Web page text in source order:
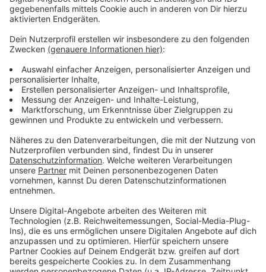
Anzeige
Weitere Infos zum Thema:
Anzeige
HIER kann der Anwohnerausweis online beantragt
werden
Meldung der Stadt zum erweiterten
Anwohnerparken
Anwohnerparken schon seit 2020 in Bilk
So berichten die Kollegen der RP zum
Anwohnerparken
Anzeige